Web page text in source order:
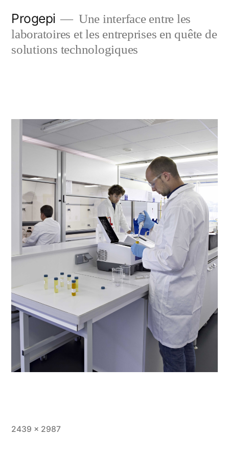
content
Progepi
Une interface entre les
laboratoires et les entreprises en quête de
solutions technologiques
Full
2439 × 2987